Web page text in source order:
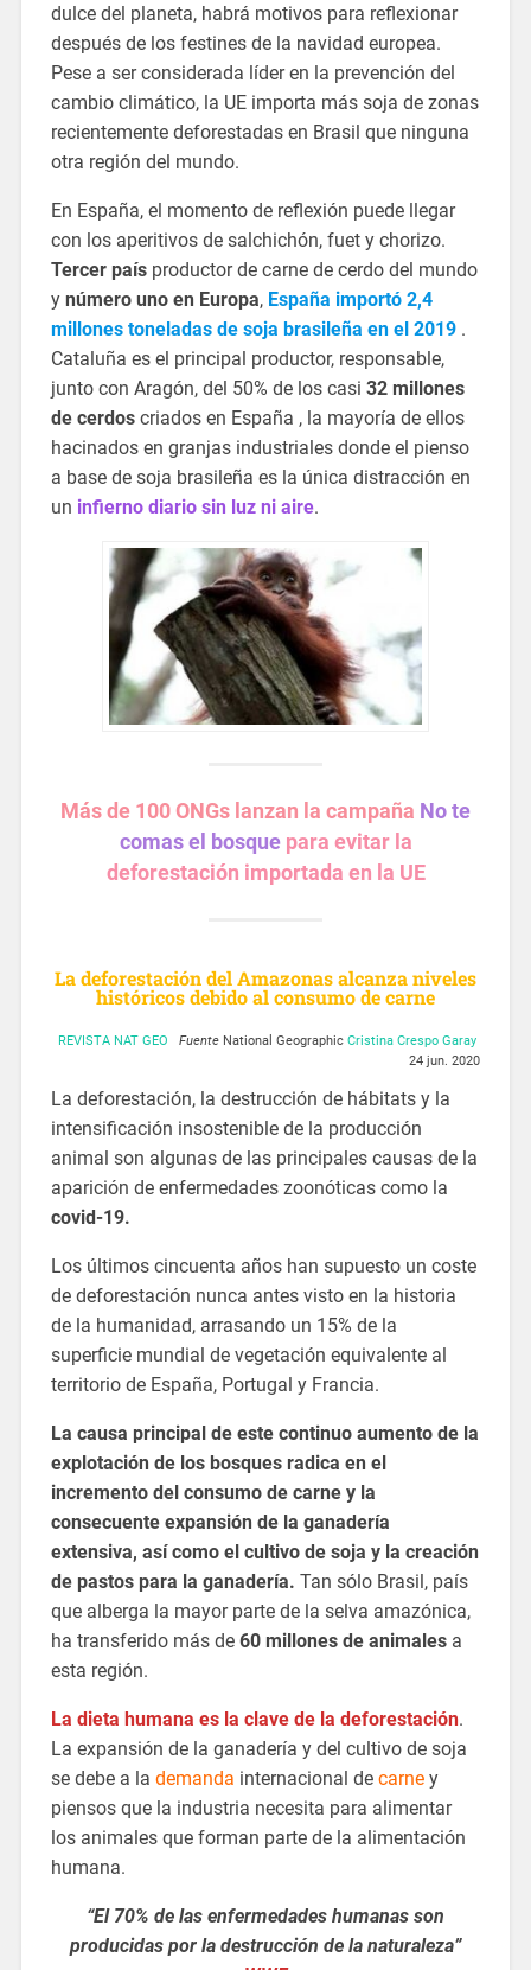
dulce del planeta, habrá motivos para reflexionar
después de los festines de la navidad europea.
Pese a ser considerada líder en la prevención del
cambio climático, la UE importa más soja de zonas
recientemente deforestadas en Brasil que ninguna
otra región del mundo.
En España, el momento de reflexión puede llegar
con los aperitivos de salchichón, fuet y chorizo.
Tercer paísproductor de carne de cerdo del mundo
y número uno en Europa, España importó 2,4
millones toneladas de soja brasileña en el 2019 .
Cataluña es el principal productor, responsable,
junto con Aragón, del 50% de los casi 32 millones
de cerdoscriados en España , la mayoría de ellos
hacinados en granjas industriales donde el pienso
a base de soja brasileña es la única distracción en
un infierno diario sin luz ni aire.
Más de 100 ONGs lanzan la campaña No te
comas el bosque para evitar la
deforestación importada en la UE
La deforestación del Amazonas alcanza niveles
históricos debido al consumo de carne
REVISTA NAT GEO Fuente National GeographicCristina Crespo Garay
24 jun. 2020
La deforestación, la destrucción de hábitats y la
intensificación insostenible de la producción
animal son algunas de las principales causas de la
aparición de enfermedades zoonóticas como la
covid-19.
Los últimos cincuenta años han supuesto un coste
de deforestación nunca antes visto en la historia
de la humanidad, arrasando un 15% de la
superficie mundial de vegetación equivalente al
territorio de España, Portugal y Francia.
La causa principal de este continuo aumento de la
explotación de los bosques radica en el
incremento del consumo de carne y la
consecuente expansión de la ganadería
extensiva, así como el cultivo de soja y la creación
de pastos para la ganadería. Tan sólo Brasil, país
que alberga la mayor parte de la selva amazónica,
ha transferido más de60 millones de animalesa
esta región.
La dieta humana es la clave de la deforestación.
La expansión de la ganadería y del cultivo de soja
se debe a la demanda internacional de carney
piensos que la industria necesita para alimentar
los animales que forman parte de la alimentación
humana.
“El 70% de las enfermedades humanas son
producidas por la destrucción de la naturaleza”